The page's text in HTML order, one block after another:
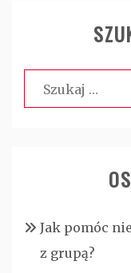
Szukaj:
Jak pomóc
z grupą?